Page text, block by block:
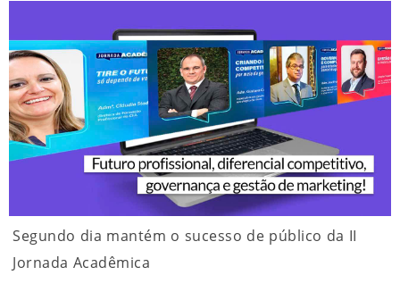
Segundo dia mantém o sucesso de público da II
Jornada Acadêmica